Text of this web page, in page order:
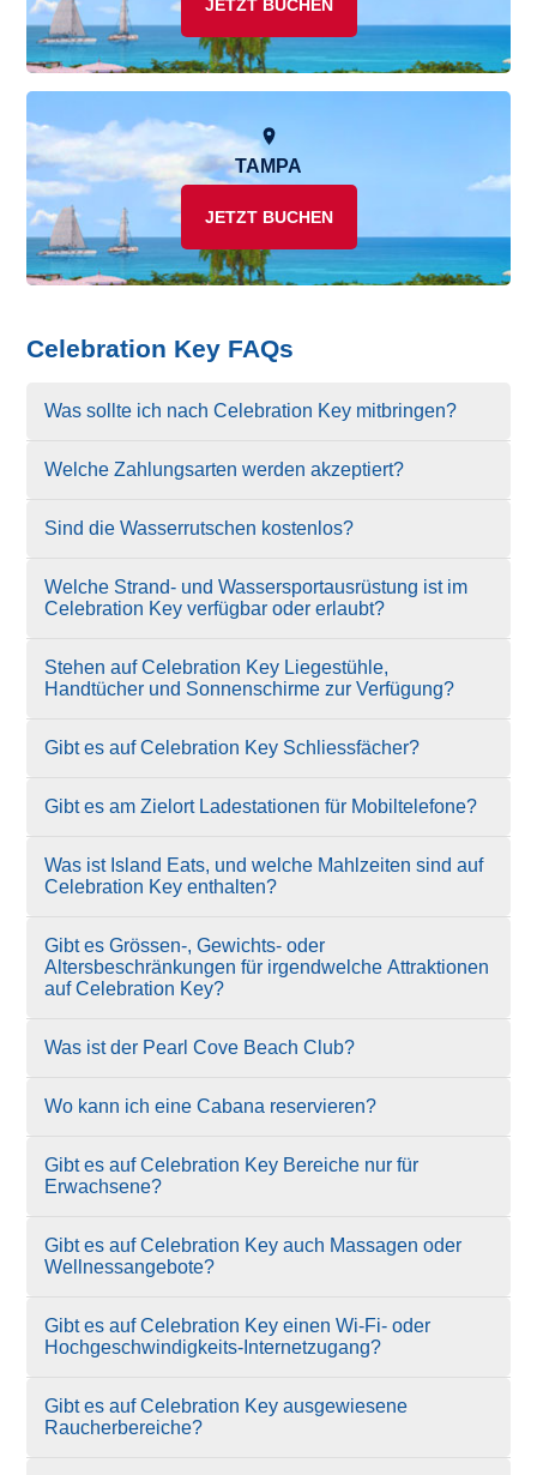
JETZT BUCHEN
TAMPA
JETZT BUCHEN
Celebration Key FAQs
Was sollte ich nach Celebration Key mitbringen?
Welche Zahlungsarten werden akzeptiert?
Sind die Wasserrutschen kostenlos?
Welche Strand- und Wassersportausrüstung ist im
Celebration Key verfügbar oder erlaubt?
Stehen auf Celebration Key Liegestühle,
Handtücher und Sonnenschirme zur Verfügung?
Gibt es auf Celebration Key Schliessfächer?
Gibt es am Zielort Ladestationen für Mobiltelefone?
Was ist Island Eats, und welche Mahlzeiten sind auf
Celebration Key enthalten?
Gibt es Grössen-, Gewichts- oder
Altersbeschränkungen für irgendwelche Attraktionen
auf Celebration Key?
Was ist der Pearl Cove Beach Club?
Wo kann ich eine Cabana reservieren?
Gibt es auf Celebration Key Bereiche nur für
Erwachsene?
Gibt es auf Celebration Key auch Massagen oder
Wellnessangebote?
Gibt es auf Celebration Key einen Wi-Fi- oder
Hochgeschwindigkeits-Internetzugang?
Gibt es auf Celebration Key ausgewiesene
Raucherbereiche?